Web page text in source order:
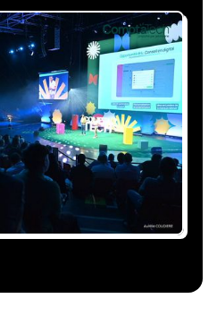
de
échanges avec le
logistique : vous
étape, sans perte
vient à